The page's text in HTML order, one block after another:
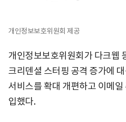
개인정보보호위원회 제공
개인정보보호위원회가 다크웹
크리덴셜 스터핑 공격 증가에
서비스를 확대 개편하고 이메
입했다.